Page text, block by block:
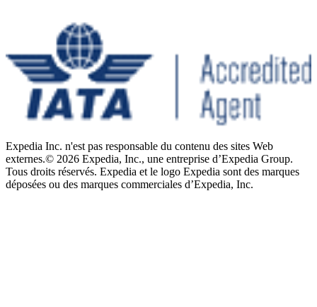
Expedia Inc. n'est pas responsable du contenu des sites Web
externes.© 2026 Expedia, Inc., une entreprise d’Expedia Group.
Tous droits réservés. Expedia et le logo Expedia sont des marques
déposées ou des marques commerciales d’Expedia, Inc.